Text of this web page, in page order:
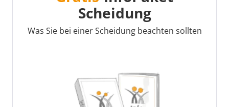
Scheidung
Was Sie bei einer Scheidung beachten sollten